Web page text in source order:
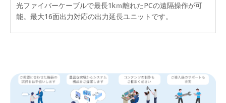
光ファイバーケーブルで最長1kｍ離れたPCの遠隔操作が可
能。最大16面出力対応の出力延長ユニットです。